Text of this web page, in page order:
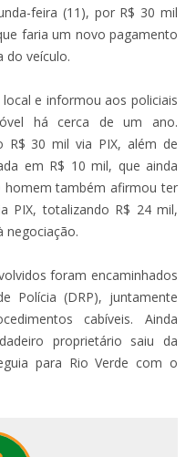
feira (11), por R$ 30 mil
faria um novo pagamento
do veículo.
e informou aos policiais
há cerca de um ano.
R$ 30 mil via PIX, além de
em R$ 10 mil, que ainda
homem também afirmou ter
PIX, totalizando R$ 24 mil,
negociação.
foram encaminhados
Polícia (DRP), juntamente
cabíveis. Ainda
proprietário saiu da
para Rio Verde com o